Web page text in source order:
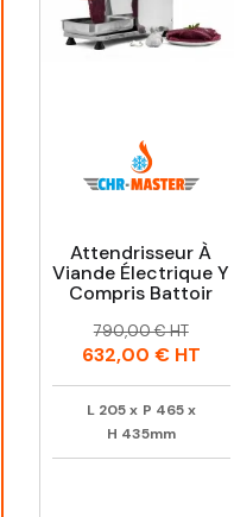
Attendrisseur À
Viande Électrique Y
Compris Battoir
Prix
Prix
habituel
790,00 € HT
632,00 €HT
L 205 x P 465 x
H 435mm